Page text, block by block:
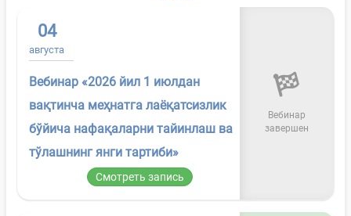
04
августа
Вебинар «2026 йил 1 июлдан
вақтинча меҳнатга лаёқатсизлик
бўйича нафақаларни тайинлаш ва
тўлашнинг янги тартиби»
Смотреть запись
Вебинар
завершен